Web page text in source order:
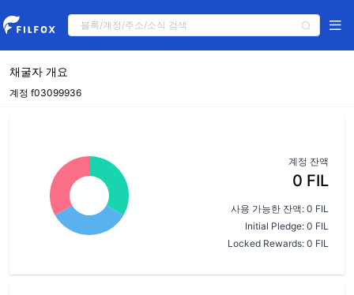
채굴자 개요
계정 f03099936
계정 잔액
0 FIL
사용 가능한 잔액: 0 FIL
Initial Pledge: 0 FIL
Locked Rewards: 0 FIL